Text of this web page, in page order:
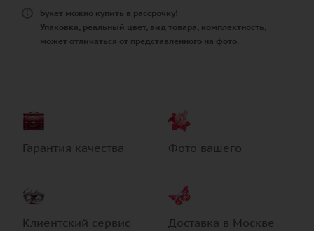
Букет можно купить в рассрочку!
Упаковка, реальный цвет, вид товара, комплектность,
может отличаться от представленного на фото.
Гарантия качества Фото вашего
Клиентский сервис Доставка в Москве